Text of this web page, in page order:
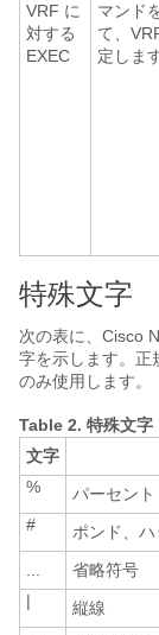
VRF に
対する
EXEC
マンド
て、
定しま
特殊文字
次の表に、 Cisco
字を示します。正
のみ使用します。
Table 2. 特殊文字
文字
%
パーセント
#
ポンド、
省略符号
|
縦線